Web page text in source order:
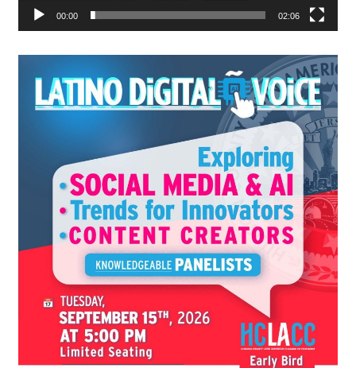
00:00 02:06